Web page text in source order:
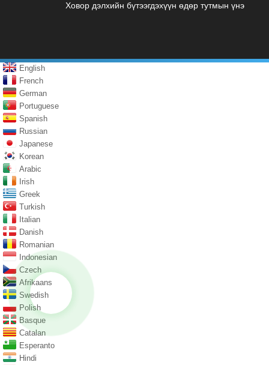
Ховор дэлхийн бүтээгдэхүүн өдөр тутмын үнэ
English
French
German
Portuguese
Spanish
Russian
Japanese
Korean
Arabic
Irish
Greek
Turkish
Italian
Danish
Romanian
Indonesian
Czech
Afrikaans
Swedish
Polish
Basque
Catalan
Esperanto
Hindi